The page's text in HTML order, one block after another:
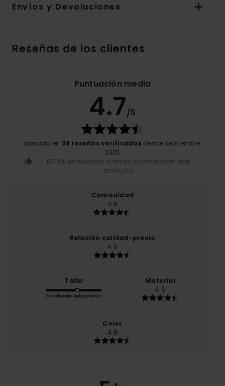
Envíos y Devoluciones
Reseñas de los clientes
Puntuación media
4.7/5
basado en 39 reseñas verificadas desde septiembre
2025
El 79% de nuestros clientes recomiendan este
producto
Comodidad
4.6
Relación calidad-precio
4.8
Talla
Demasiado pequeño
Demasiado grande
Material
4.6
Color
4.8